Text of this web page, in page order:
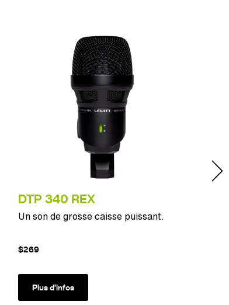
DTP 340 REX
Un son de grosse caisse puissant.
$269
Plus d’infos